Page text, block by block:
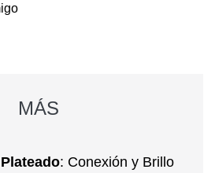
MÁS
: Conexión y Brillo